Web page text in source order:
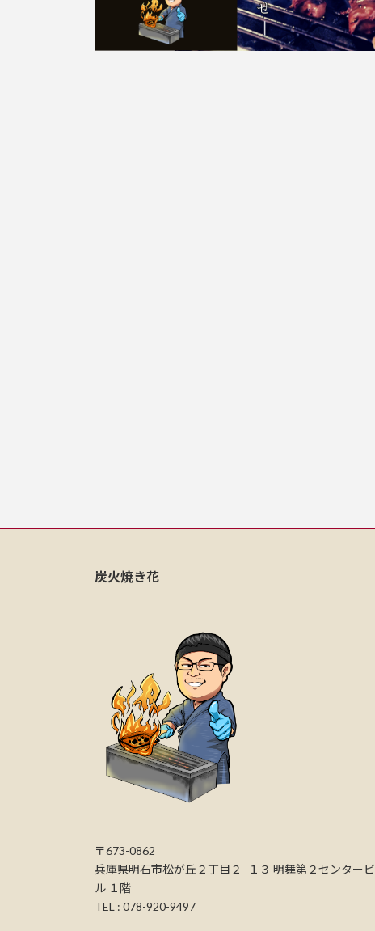
炭火焼き花
〒673-0862
兵庫県明石市松が丘２丁目２−１３ 明舞第２センタービ
ル １階
TEL : 078-920-9497